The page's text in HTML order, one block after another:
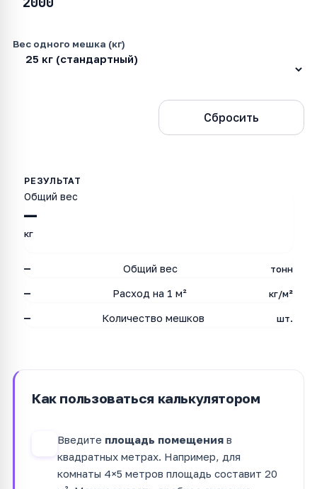
Вес одного мешка (кг)
Сбросить
—
Общий вес
кг
— Общий вес тонн
— Расход на 1 м² кг/м²
— Количество мешков шт.
Как пользоваться калькулятором
Введите площадь помещения в
квадратных метрах. Например, для
комнаты 4×5 метров площадь составит 20